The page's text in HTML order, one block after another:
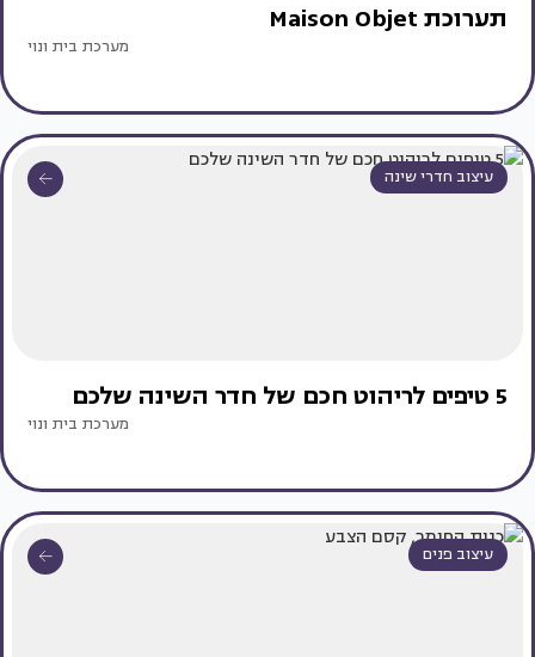
תערוכת Maison Objet
מערכת בית ונוי
עיצוב חדרי שינה
5 טיפים לריהוט חכם של חדר השינה שלכם
מערכת בית ונוי
עיצוב פנים